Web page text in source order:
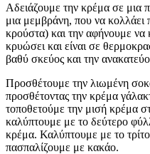
Αδειάζουμε την κρέμα σε μια
μια μεμβράνη, που να κολλάει
κρούστα) και την αφήνουμε
κρυώσει και είναι σε
βαθύ σκεύος και την
Προσθέτουμε την λιωμένη
προσθέτοντας την κρέμα
τοποθετούμε την μισή κρέμα
καλύπτουμε με το δεύτερο
κρέμα. Καλύπτουμε με το
πασπαλίζουμε με κακάο.